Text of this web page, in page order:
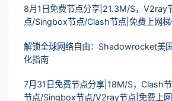
8月1日免费节点分享|21.3M/S，V2ray
点/Singbox节点/Clash节点|免费上网
解锁全球网络自由：Shadowrocket美
化指南
7月31日免费节点分享|18M/S，Clash
节点/Singbox节点/V2ray节点|免费上